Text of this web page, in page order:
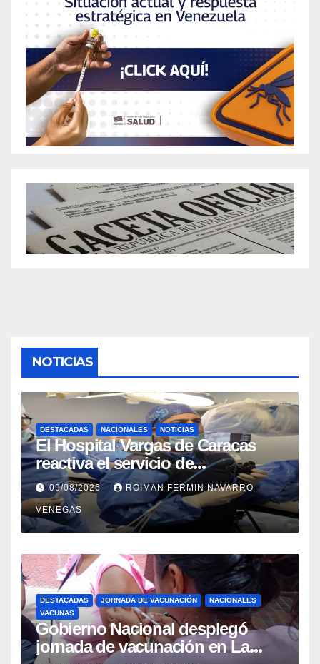
NOTICIAS
DESTACADAS NACIONALES NOTICIAS
El Hospital Vargas de Caracas
reactiva el servicio de
Colangiopancreatografía
Retrógrada Endoscópica para
beneficiar a cientos de pacientes
09/08/2026 ROIMAN FERMIN NAVARRO
VENEGAS
DESTACADAS JORNADA DE VACUNACIÓN
NACIONALES
VACUNAS
Gobierno Nacional desplegó
jornada de vacunación en La